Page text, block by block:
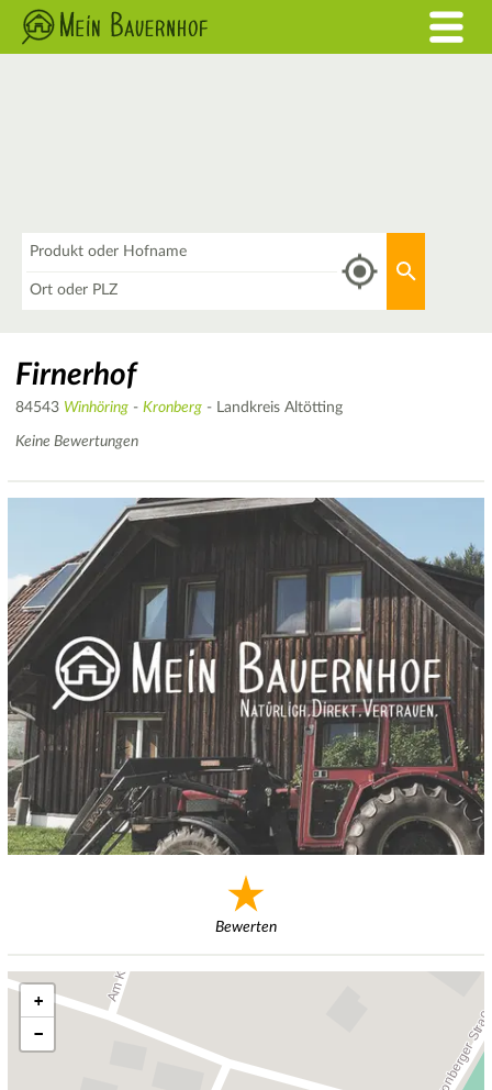
Firnerhof
84543 Winhöring - Kronberg - Landkreis Altötting
Keine Bewertungen
Bewerten
+
−